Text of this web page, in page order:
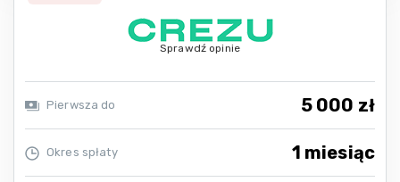
Sprawdź opinie
Pierwsza do 5 000 zł
Okres spłaty 1 miesiąc